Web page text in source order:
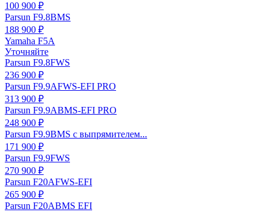
100 900 ₽
Parsun F9.8BMS
188 900 ₽
Yamaha F5A
Уточняйте
Parsun F9.8FWS
236 900 ₽
Parsun F9.9AFWS-EFI PRO
313 900 ₽
Parsun F9.9ABMS-EFI PRO
248 900 ₽
Parsun F9.9BMS с выпрямителем...
171 900 ₽
Parsun F9.9FWS
270 900 ₽
Parsun F20AFWS-EFI
265 900 ₽
Parsun F20ABMS EFI